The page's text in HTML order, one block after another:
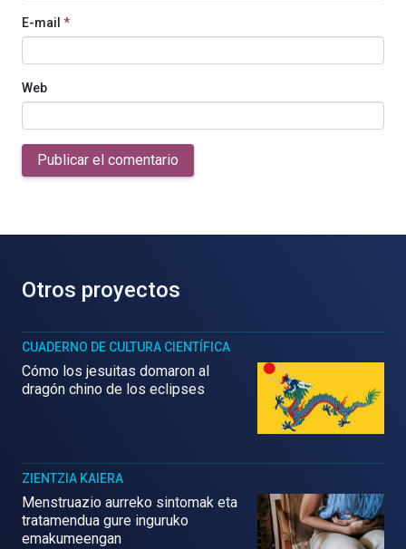
E-mail *
Web
Publicar el comentario
Otros proyectos
CUADERNO DE CULTURA CIENTÍFICA
Cómo los jesuitas domaron al
dragón chino de los eclipses
ZIENTZIA KAIERA
Menstruazio aurreko sintomak eta
tratamendua gure inguruko
emakumeengan